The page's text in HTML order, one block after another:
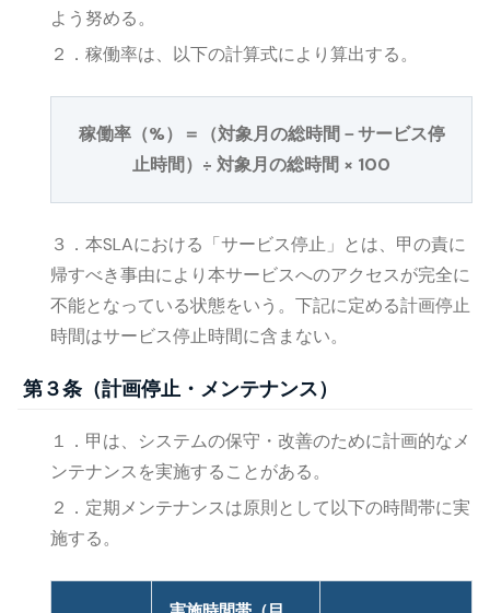
よう努める。
２．稼働率は、以下の計算式により算出する。
稼働率（%）＝（対象月の総時間－サービス停
止時間）÷ 対象月の総時間 × 100
３．本SLAにおける「サービス停止」とは、甲の責に
帰すべき事由により本サービスへのアクセスが完全に
不能となっている状態をいう。下記に定める計画停止
時間はサービス停止時間に含まない。
第３条（計画停止・メンテナンス）
１．甲は、システムの保守・改善のために計画的なメ
ンテナンスを実施することがある。
２．定期メンテナンスは原則として以下の時間帯に実
施する。